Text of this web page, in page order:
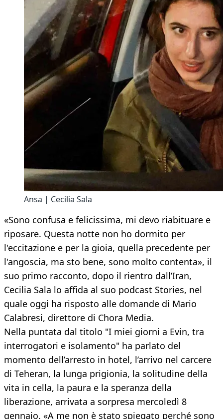
Ansa | Cecilia Sala
«Sono confusa e felicissima, mi devo riabituare e
riposare. Questa notte non ho dormito per
l'eccitazione e per la gioia, quella precedente per
l'angoscia, ma sto bene, sono molto contenta», il
suo primo racconto, dopo il rientro dall’Iran,
Cecilia Sala lo affida al suo podcast Stories, nel
quale oggi ha risposto alle domande di Mario
Calabresi, direttore di Chora Media.
Nella puntata dal titolo "I miei giorni a Evin, tra
interrogatori e isolamento" ha parlato del
momento dell’arresto in hotel, l’arrivo nel carcere
di Teheran, la lunga prigionia, la solitudine della
vita in cella, la paura e la speranza della
liberazione, arrivata a sorpresa mercoledì 8
gennaio. «A me non è stato spiegato perché sono